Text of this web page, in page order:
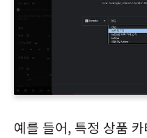
예를 들어, 특정 상품